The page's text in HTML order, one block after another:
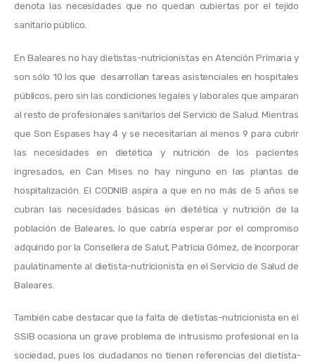
denota las necesidades que no quedan cubiertas por el tejido
sanitario público.
En Baleares no hay dietistas-nutricionistas en Atención Primaria y
son sólo 10 los que  desarrollan tareas asistenciales en hospitales
públicos, pero sin las condiciones legales y laborales que amparan
al resto de profesionales sanitarios del Servicio de Salud. Mientras
que Son Espases hay 4 y se necesitarían al menos 9 para cubrir
las necesidades en dietética y nutrición de los pacientes
ingresados, en Can Mises no hay ninguno en las plantas de
hospitalización. El CODNIB aspira a que en no más de 5 años se
cubran las necesidades básicas en dietética y nutrición de la
población de Baleares, lo que cabría esperar por el compromiso
adquirido por la Consellera de Salut, Patricia Gómez, de incorporar
paulatinamente al dietista-nutricionista en el Servicio de Salud de
Baleares.
También cabe destacar que la falta de dietistas-nutricionista en el
SSIB ocasiona un grave problema de intrusismo profesional en la
sociedad, pues los ciudadanos no tienen referencias del dietista-